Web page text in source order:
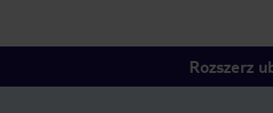
Rozszerz